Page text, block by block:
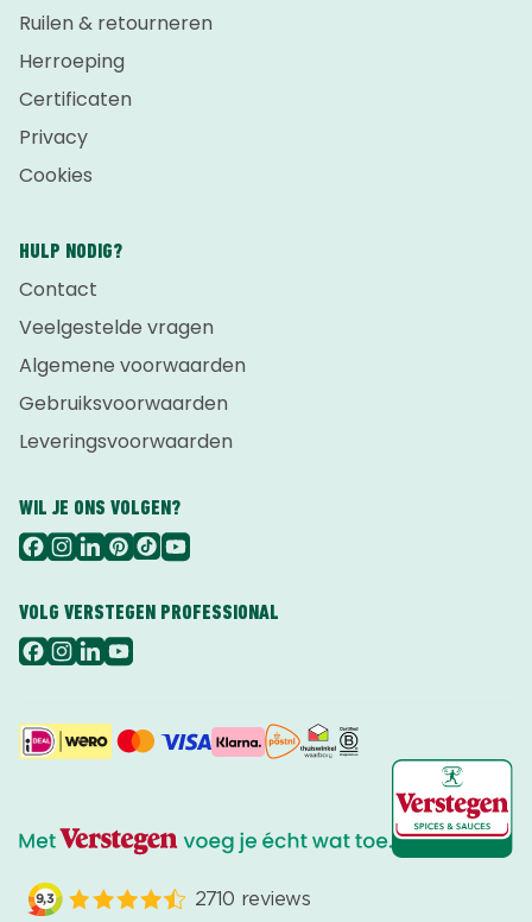
Ruilen & retourneren
Herroeping
Certificaten
Privacy
Cookies
HULP NODIG?
Contact
Veelgestelde vragen
Algemene voorwaarden
Gebruiksvoorwaarden
Leveringsvoorwaarden
WIL JE ONS VOLGEN?
VOLG VERSTEGEN PROFESSIONAL